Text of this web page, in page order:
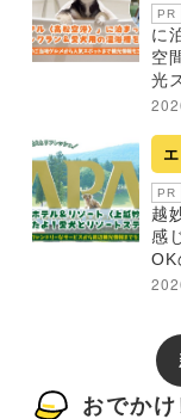
PR
に
空
光
PR
越
感
OK
おでかけ